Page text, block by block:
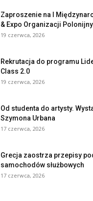
Zaproszenie na I
& Expo Organizacji
19 czerwca, 2026
Rekrutacja do programu
Class 2.0
19 czerwca, 2026
Od studenta do artysty.
Szymona Urbana
17 czerwca, 2026
Grecja zaostrza przepisy
samochodów służbowych
17 czerwca, 2026